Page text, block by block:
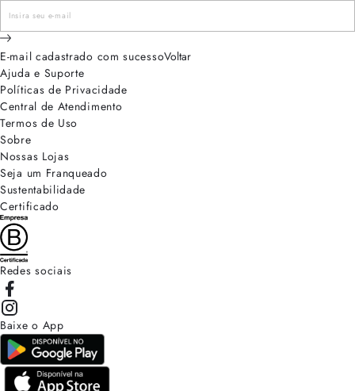
E-mail cadastrado com sucessoVoltar
Ajuda e Suporte
Políticas de Privacidade
Central de Atendimento
Termos de Uso
Sobre
Nossas Lojas
Seja um Franqueado
Sustentabilidade
Certificado
Redes sociais
Baixe o App